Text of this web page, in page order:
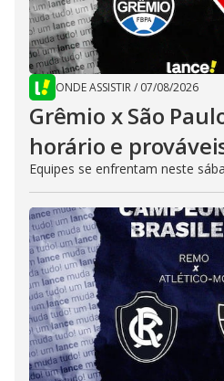
ONDE ASSISTIR/ 07/08/2026
Grêmio x São
horário e
Equipes se enfrentam neste